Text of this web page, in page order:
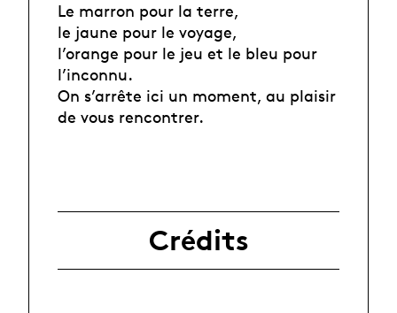
Le marron pour la terre,
le jaune pour le voyage,
l’orange pour le jeu et le bleu pour
l’inconnu.
On s’arrête ici un moment, au plaisir
de vous rencontrer.
Crédits